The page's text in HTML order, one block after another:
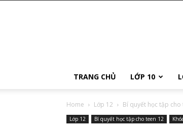
TRANG CHỦ LỚP 10
Home Lớp 12 Bí quyết học tập cho
Lớp 12 Bí quyết học tập cho teen 12